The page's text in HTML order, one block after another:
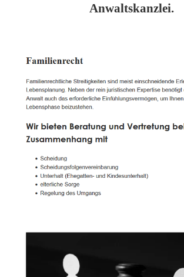
Anwaltskanzlei.